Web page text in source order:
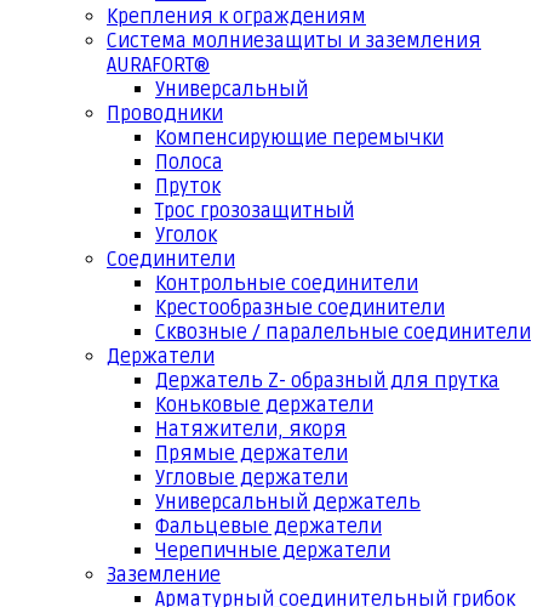
Крепления к ограждениям
Система молниезащиты и заземления
AURAFORT®
Универсальный
Проводники
Компенсирующие перемычки
Полоса
Пруток
Трос грозозащитный
Уголок
Соединители
Контрольные соединители
Крестообразные соединители
Сквозные / паралельные соединители
Держатели
Держатель Z- образный для прутка
Коньковые держатели
Натяжители, якоря
Прямые держатели
Угловые держатели
Универсальный держатель
Фальцевые держатели
Черепичные держатели
Заземление
Арматурный соединительный грибок